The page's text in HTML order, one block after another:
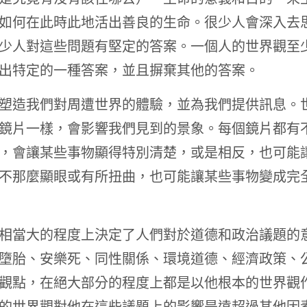
何在此時此地活出善良的生命。很少人會深入去
人對這些問題有堅定的答案。一個人的世界觀至
特定的一種答案，並且摒棄其他的答案。
造我們對周遭世界的體驗，並為我們提供訊息。
片一樣，會影響我們見到的景象。每個鏡片都有
會讓某些事物顯得特別清楚，或是相反，也可能
那麼顯眼或有所扭曲，也可能讓某些事物變成完
當大的程度上決定了人們對於道德和政治議題的
胎、安樂死、同性關係、環境道德、經濟政策、
點，在絕大部分的程度上都是以他根本的世界觀